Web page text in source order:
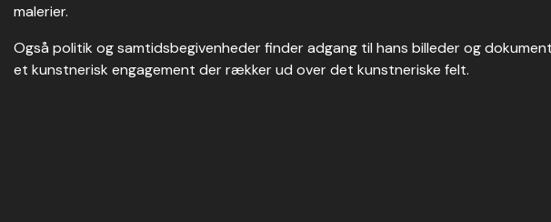
malerier.
Også politik og samtidsbegivenheder finder adgang til hans billeder og
et kunstnerisk engagement der rækker ud over det kunstneriske felt.